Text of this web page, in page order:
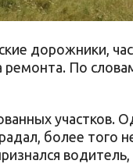
дорожники,
По
участков.
более того